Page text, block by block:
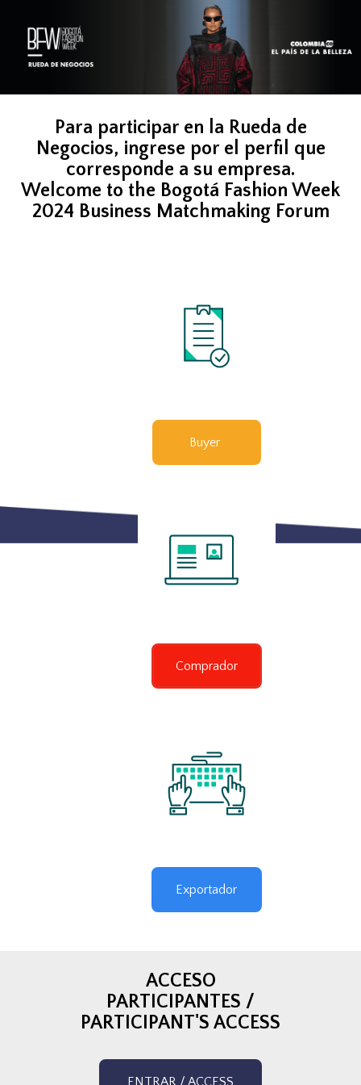
Para participar en la Rueda de
Negocios, ingrese por el perfil que
corresponde a su empresa.
Welcome to the Bogotá Fashion Week
2024 Business Matchmaking Forum
Buyer
Comprador
Exportador
ACCESO
PARTICIPANTES /
PARTICIPANT'S ACCESS
ENTRAR / ACCESS